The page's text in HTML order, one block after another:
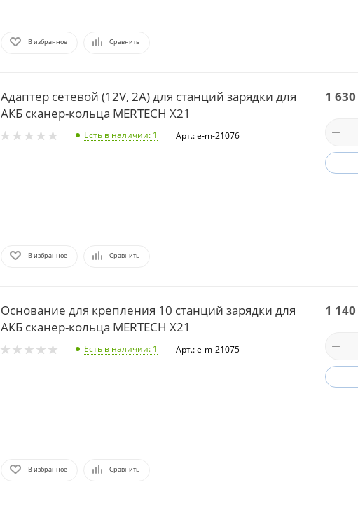
В избранное Сравнить
Адаптер сетевой (12V, 2A) для станций зарядки для
АКБ сканер-кольца MERTECH X21
Есть в наличии: 1 Арт.: e-m-21076
В избранное Сравнить
1 630
Основание для крепления 10 станций зарядки для
АКБ сканер-кольца MERTECH X21
Есть в наличии: 1 Арт.: e-m-21075
В избранное Сравнить
1 140